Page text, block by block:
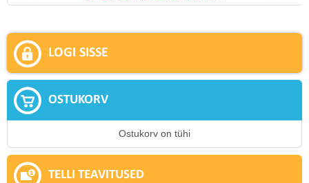
LOGI SISSE
OSTUKORV
Ostukorv on tühi
TELLI TEAVITUSED